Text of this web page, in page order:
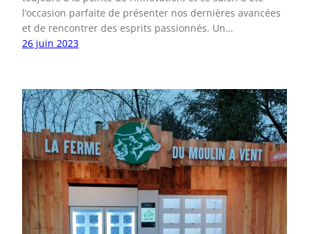
l’occasion parfaite de présenter nos dernières avancées
et de rencontrer des esprits passionnés. Un…
26 juin 2023